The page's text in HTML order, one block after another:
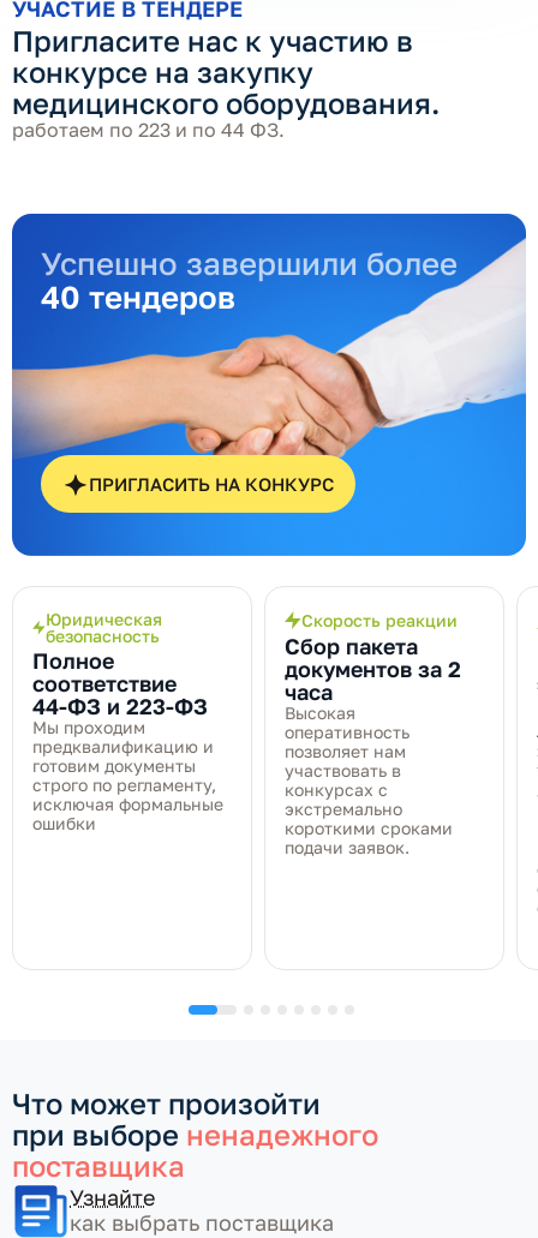
УЧАСТИЕ В ТЕНДЕРЕ
Пригласите нас к участию в
конкурсе на закупку
медицинского оборудования.
работаем по 223 и по 44 ФЗ.
Успешно завершили более
40 тендеров
ПРИГЛАСИТЬ НА КОНКУРС
Юридическая
безопасность
Полное
соответствие
44‑ФЗ и 223‑ФЗ
Мы проходим
предквалификацию и
готовим документы
строго по регламенту,
исключая формальные
ошибки
Скорость реакции
Сбор пакета
документов за 2
часа
Высокая
оперативность
позволяет нам
участвовать в
конкурсах с
экстремально
короткими сроками
подачи заявок.
Что может произойти
при выборе ненадежного
поставщика
Узнайте
как выбрать поставщика